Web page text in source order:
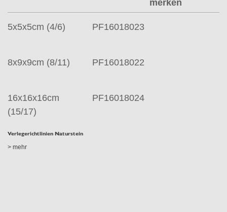
merken
5x5x5cm (4/6) PF16018023
8x9x9cm (8/11) PF16018022
16x16x16cm
(15/17)
PF16018024
Verlegerichtlinien Naturstein
> mehr